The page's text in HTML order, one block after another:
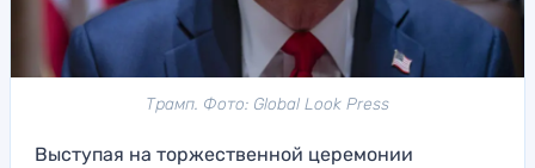
Трамп. Фото: Global Look Press
Выступая на торжественной церемонии